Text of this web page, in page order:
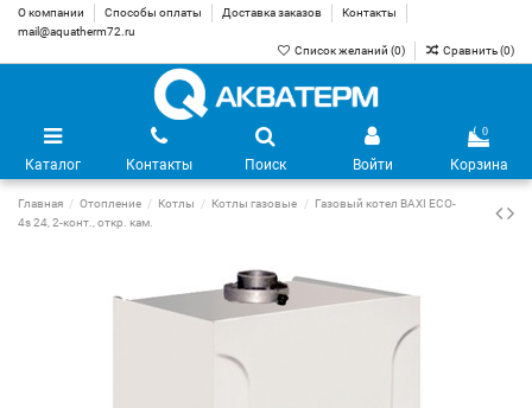
О компании Способы оплаты Доставка заказов
Контакты
mail@aquatherm72.ru
Список желаний (0) Сравнить (0)
Каталог Контакты Поиск Войти
0
Корзина
Главная Отопление Котлы Котлы газовые
Газовый котел BAXI ECO-
4s 24, 2-конт., откр. кам.